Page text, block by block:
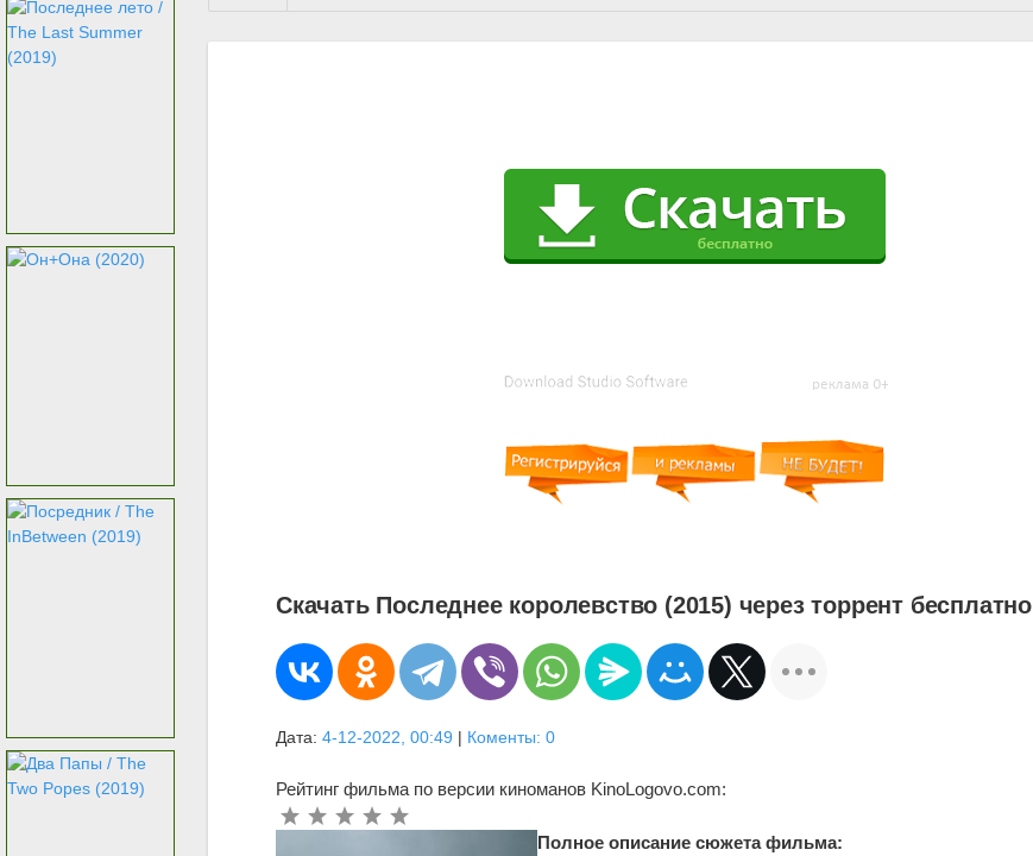
Скачать Последнее королевство (2015) через торрент бесплатно
Дата:4-12-2022, 00:49 | Коменты: 0
Рейтинг фильма по версии киноманов KinoLogovo.com:
Полное описание сюжета фильма: